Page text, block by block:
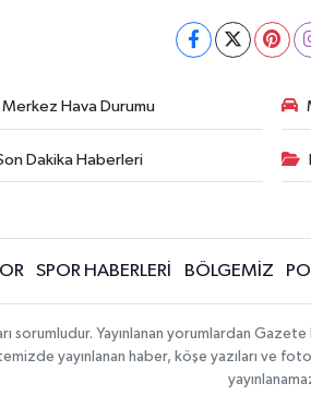
Merkez Hava Durumu
Dakika Haberleri
SPOR HABERLERİ BÖLGEMİZ
sorumludur. Yayınlanan yorumlardan
yayınlanan haber, köşe yazıları ve